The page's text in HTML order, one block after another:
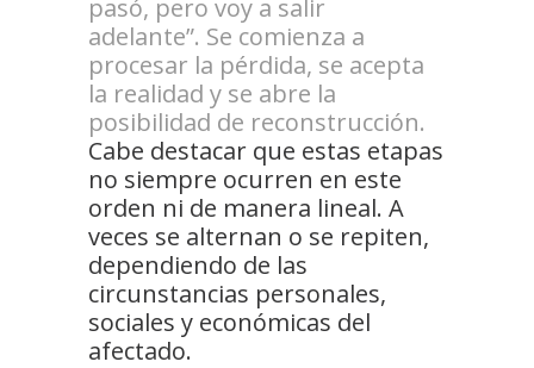
pasó, pero voy a salir
adelante”. Se comienza a
procesar la pérdida, se acepta
la realidad y se abre la
posibilidad de reconstrucción.
Cabe destacar que estas etapas
no siempre ocurren en este
orden ni de manera lineal. A
veces se alternan o se repiten,
dependiendo de las
circunstancias personales,
sociales y económicas del
afectado.